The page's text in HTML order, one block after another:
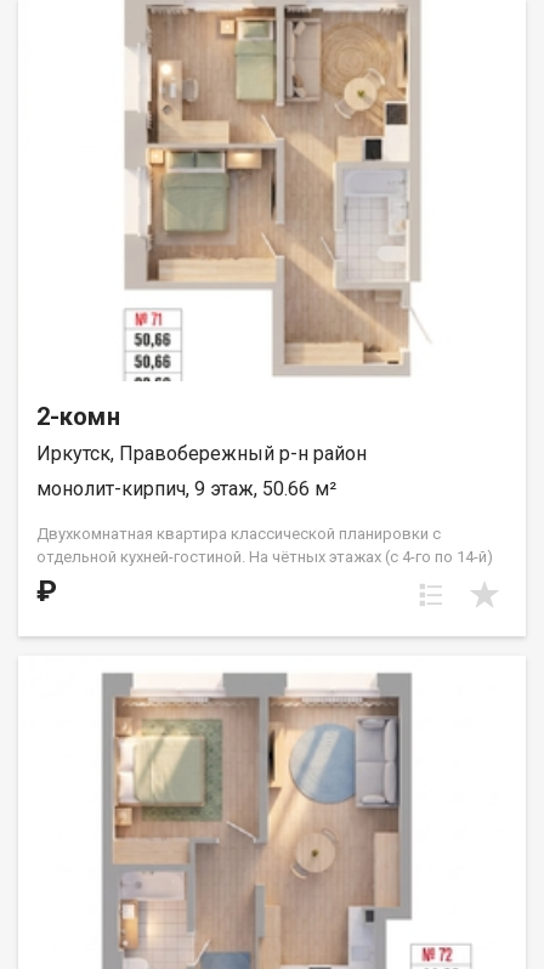
«ДЕСС-Инвест» (Группа строительных компаний «Восток
Центр Иркутск»)
2-комн
Иркутск, Правобережный р-н район
монолит-кирпич, 9 этаж, 50.66 м²
Двухкомнатная квартира классической планировки с
отдельной кухней-гостиной. На чётных этажах (с 4-го по 14-й)
из кухни предусмотрен выход на французский балкон.
Расположение квартиры — угловое, с выходом на солнечную
строительных компаний «Восток Центр Иркутск»)
₽